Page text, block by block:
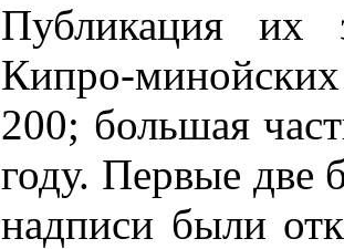
Публикация их
Кипро-
200; большая
году. Первые две
надписи были